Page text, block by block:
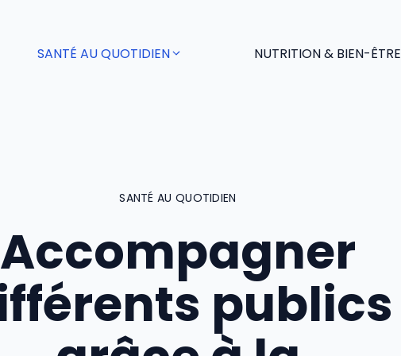
SANTÉ AU QUOTIDIEN NUTRITION & BIEN-ÊTRE
SANTÉ AU QUOTIDIEN
Accompagner
publics